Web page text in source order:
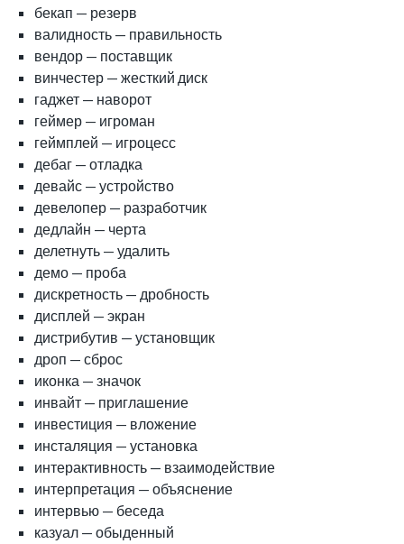
бекап — резерв
валидность — правильность
вендор — поставщик
винчестер — жесткий диск
гаджет — наворот
геймер — игроман
геймплей — игроцесс
дебаг — отладка
девайс — устройство
девелопер — разработчик
дедлайн — черта
делетнуть — удалить
демо — проба
дискретность — дробность
дисплей — экран
дистрибутив — установщик
дроп — сброс
иконка — значок
инвайт — приглашение
инвестиция — вложение
инсталяция — установка
интерактивность — взаимодействие
интерпретация — объяснение
интервью — беседа
казуал — обыденный